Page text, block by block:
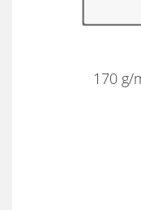
170 g/